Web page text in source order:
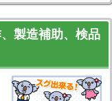
製造補助、検品